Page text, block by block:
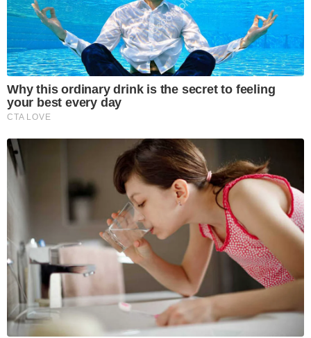
Why this ordinary drink is the secret to feeling
your best every day
CTA LOVE